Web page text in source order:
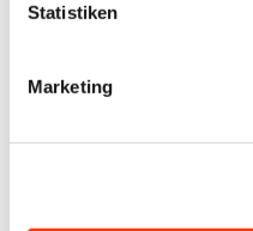
Statistiken
Marketing
Gerne informieren